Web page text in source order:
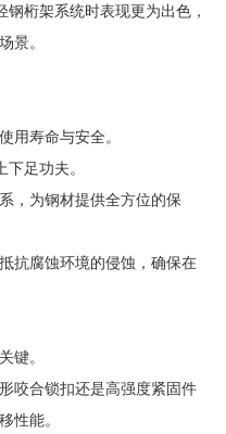
桁架系统时表现更为出色，
景。
用寿命与安全。
足功夫。
，为钢材提供全方位的保
抗腐蚀环境的侵蚀，确保在
键。
咬合锁扣还是高强度紧固件
性能。